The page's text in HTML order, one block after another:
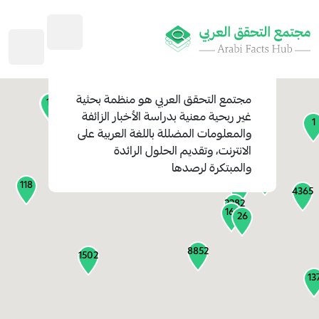
8852
127
45
2282
4365
1502
118
1113
26
1
161
مجتمع التحقق العربيهو منظمة بحثية
غير ربحية معنية بدراسة الأخبار الزائفة
والمعلومات المضللة باللغة العربية على
الانترنت، وتقديم الحلول الرائدة
والمبتكرة لرصدها